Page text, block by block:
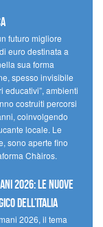
futuro migliore
euro destinata a
sua forma
spesso invisibile
educativi”, ambienti
costruiti percorsi
coinvolgendo
locale. Le
sono aperte fino
Chàiros.
2026: LE NUOVE
DELL’ITALIA
2026, il tema